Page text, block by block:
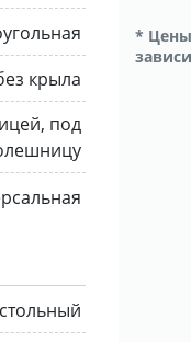
крыла
под
* Цены